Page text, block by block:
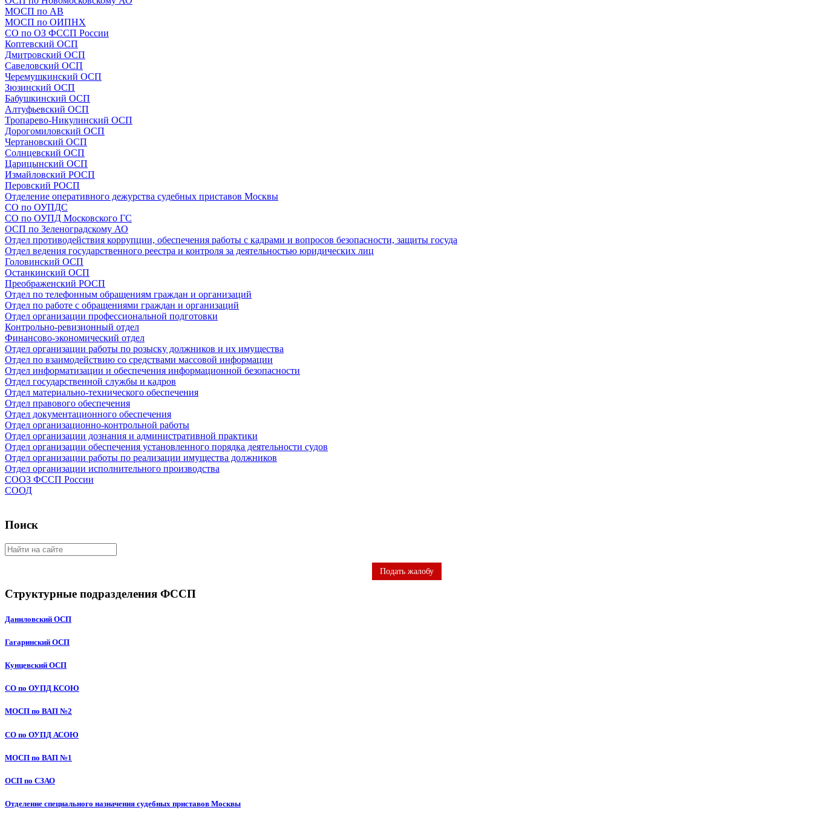
МОСП по АВ
МОСП по ОИПНХ
СО по ОЗ ФССП России
Коптевский ОСП
Дмитровский ОСП
Савеловский ОСП
Черемушкинский ОСП
Зюзинский ОСП
Бабушкинский ОСП
Алтуфьевский ОСП
Тропарево-Никулинский ОСП
Дорогомиловский ОСП
Чертановский ОСП
Солнцевский ОСП
Царицынский ОСП
Измайловский РОСП
Перовский РОСП
Отделение оперативного дежурства судебных приставов Москвы
СО по ОУПДС
СО по ОУПД Московского ГС
ОСП по Зеленоградскому АО
Отдел противодействия коррупции, обеспечения работы с кадрами и вопросов безопасности, защиты госуда
Отдел ведения государственного реестра и контроля за деятельностью юридических лиц
Головинский ОСП
Останкинский ОСП
Преображенский РОСП
Отдел по телефонным обращениям граждан и организаций
Отдел по работе с обращениями граждан и организаций
Отдел организации профессиональной подготовки
Контрольно-ревизионный отдел
Финансово-экономический отдел
Отдел организации работы по розыску должников и их имущества
Отдел по взаимодействию со средствами массовой информации
Отдел информатизации и обеспечения информационной безопасности
Отдел государственной службы и кадров
Отдел материально-технического обеспечения
Отдел правового обеспечения
Отдел документационного обеспечения
Отдел организационно-контрольной работы
Отдел организации дознания и административной практики
Отдел организации обеспечения установленного порядка деятельности судов
Отдел организации работы по реализации имущества должников
Отдел организации исполнительного производства
СООЗ ФССП России
СООД
Поиск
Подать жалобу
Структурные подразделения ФССП
Даниловский ОСП
Гагаринский ОСП
Кунцевский ОСП
СО по ОУПД КСОЮ
МОСП по ВАП №2
СО по ОУПД АСОЮ
МОСП по ВАП №1
ОСП по СЗАО
Отделение специального назначения судебных приставов Москвы